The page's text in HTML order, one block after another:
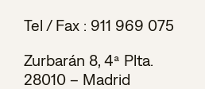
Tel / Fax : 911 969 075
Zurbarán 8, 4ª Plta.
28010 – Madrid